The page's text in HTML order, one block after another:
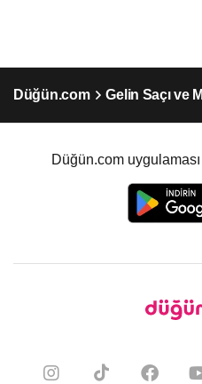
Düğün.com Gelin Saçı ve
Düğün.com